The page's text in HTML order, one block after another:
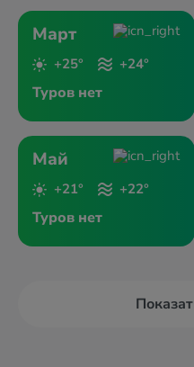
Март
+25° +24°
Туров нет
Май
+21° +22°
Туров нет